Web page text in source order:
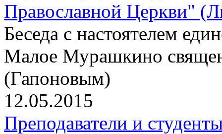
Православной Церкви"
Беседа с настоятелем
Малое Мурашкино
(Гапоновым)
12.05.2015
Преподаватели и